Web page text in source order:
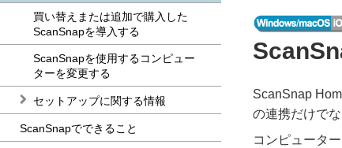
買い替えまたは追加で購入した
ScanSnapを導入する
ScanSnapを使用するコンピュー
ターを変更する
セットアップに関する情報
ScanSnapでできること
ScanSnap
の連携だけで
コンピュータ